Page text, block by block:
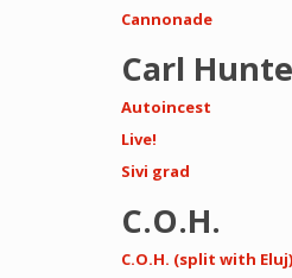
Cannonade
Carl
Autoincest
Live!
Sivi grad
C.O.H.
C.O.H. (split with Eluj)